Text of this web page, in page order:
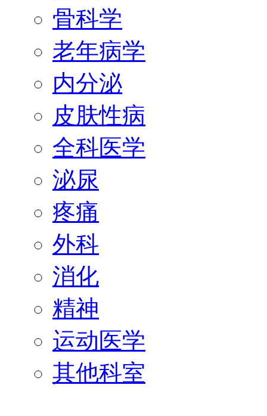
骨科学
老年病学
内分泌
皮肤性病
全科医学
泌尿
疼痛
外科
消化
精神
运动医学
其他科室